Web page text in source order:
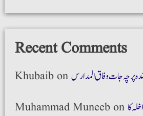
Recent Comments
Khubaibonپرچہ جات وفاق المدارس
Muhammad Muneebon کا